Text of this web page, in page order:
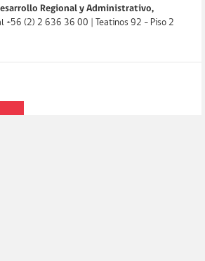
Regional y Administrativo,
+56 (2) 2 636 36 00 | Teatinos 92 - Piso 2